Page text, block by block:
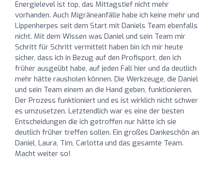
Energielevel ist top, das Mittagstief nicht mehr
vorhanden. Auch Migräneanfälle habe ich keine mehr und
Lippenherpes seit dem Start mit Daniels Team ebenfalls
nicht. Mit dem Wissen was Daniel und sein Team mir
Schritt für Schritt vermittelt haben bin ich mir heute
sicher, dass ich in Bezug auf den Profisport, den ich
früher ausgeübt habe, auf jeden Fall hier und da deutlich
mehr hätte rausholen können. Die Werkzeuge, die Daniel
und sein Team einem an die Hand geben, funktionieren.
Der Prozess funktioniert und es ist wirklich nicht schwer
es umzusetzen. Letztendlich war es eine der besten
Entscheidungen die ich getroffen nur hätte ich sie
deutlich früher treffen sollen. Ein großes Dankeschön an
Daniel, Laura, Tim, Carlotta und das gesamte Team.
Macht weiter so!